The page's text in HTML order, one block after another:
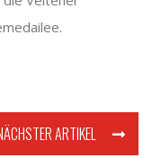
ARTIKEL